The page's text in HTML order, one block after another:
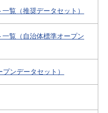
覧（推奨データセット）
覧（自治体標準オープン
ンデータセット）